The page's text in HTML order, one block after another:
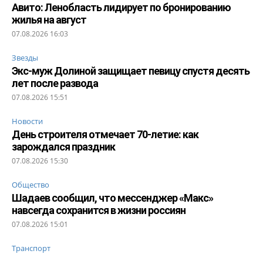
Авито: Ленобласть лидирует по бронированию
жилья на август
07.08.2026 16:03
Звезды
Экс-муж Долиной защищает певицу спустя десять
лет после развода
07.08.2026 15:51
Новости
День строителя отмечает 70-летие: как
зарождался праздник
07.08.2026 15:30
Общество
Шадаев сообщил, что мессенджер «Макс»
навсегда сохранится в жизни россиян
07.08.2026 15:01
Транспорт